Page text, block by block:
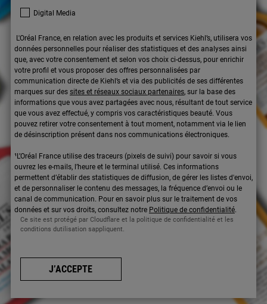
Digital Media
L'Oréal France, en relation avec les produits et services Kiehl’s, utilisera vos
données personnelles pour réaliser des statistiques et des analyses ainsi
que, avec votre consentement et selon vos choix ci-dessus, pour enrichir
votre profil et vous proposer des offres personnalisées par
communication directe de Kiehl’s et via des publicités de ses différentes
marques sur des sites et réseaux sociaux partenaires, sur la base des
informations que vous avez partagées avec nous, résultant de tout service
que vous avez effectué, y compris vos caractéristiques beauté. Vous
pouvez retirer votre consentement à tout moment, notamment via le lien
de désinscription présent dans nos communications électroniques.
¹L’Oréal France utilise des traceurs (pixels de suivi) pour savoir si vous
ouvrez les e-mails, l’heure et le terminal utilisé. Ces informations
permettent d’établir des statistiques de diffusion, de gérer les listes d'envoi,
et de personnaliser le contenu des messages, la fréquence d’envoi ou le
canal de communication. Pour en savoir plus sur le traitement de vos
données et sur vos droits, consultez notre Politique de confidentialité.
Ce site est protégé par Cloudflare et la politique de confidentialité et les
conditions dutilisation sappliquent.
J’ACCEPTE